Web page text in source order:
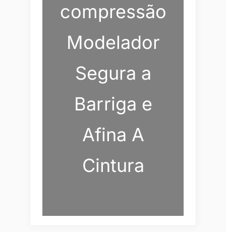
compressão
Modelador
Segura a
Barriga e
Afina A
Cintura